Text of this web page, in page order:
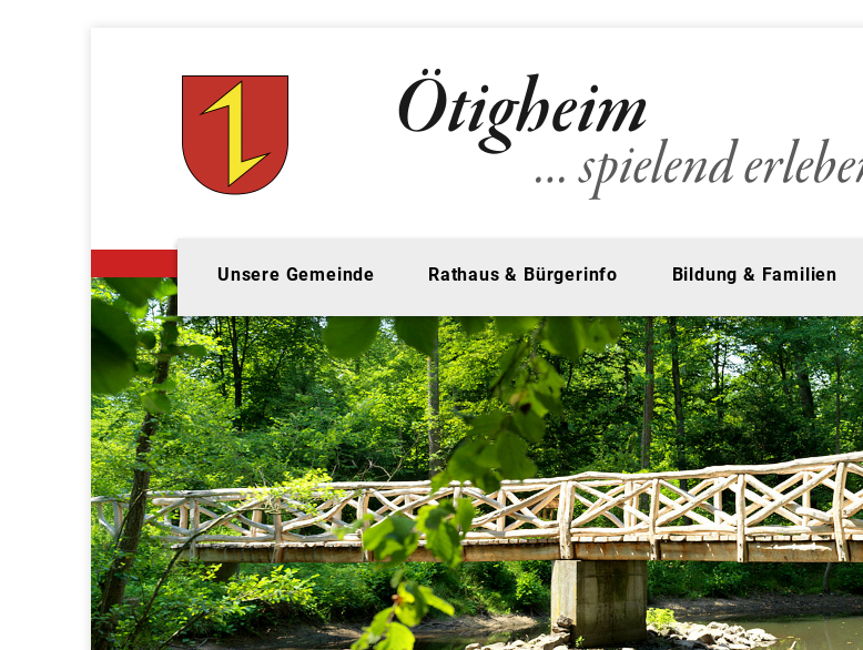
Unsere Gemeinde Rathaus & Bürgerinfo Bildung & Familien